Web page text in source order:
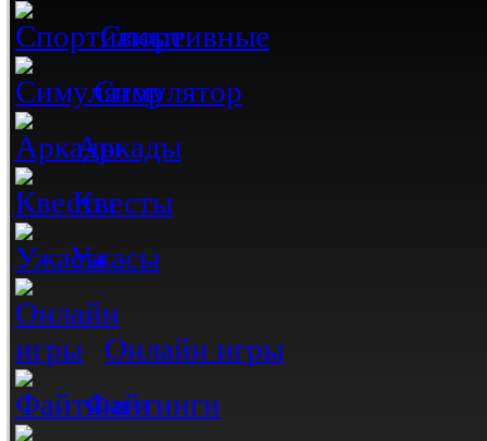
Спортивные
Симулятор
Аркады
Квесты
Ужасы
Онлайн игры
Файтинги